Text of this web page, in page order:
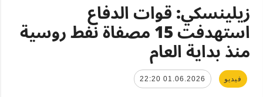
زيلينسكي: قوات الدفاع
استهدفت 15 مصفاة نفط روسية
منذ بداية العام
فيديو 01.06.2026 22:20